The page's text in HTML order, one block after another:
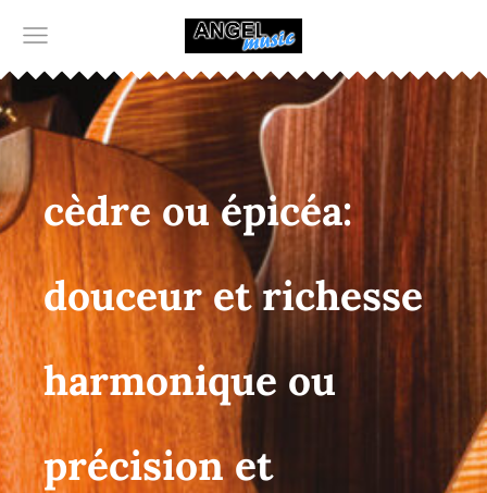
cèdre ou épicéa:
douceur et richesse
harmonique ou
précision et